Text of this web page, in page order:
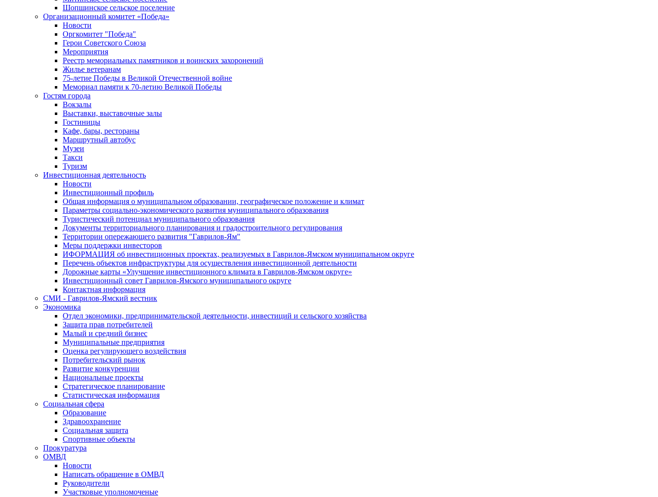
Шопшинское сельское поселение
Организационный комитет «Победа»
Новости
Оргкомитет "Победа"
Герои Советского Союза
Мероприятия
Реестр мемориальных памятников и воинских захоронений
Жилье ветеранам
75-летие Победы в Великой Отечественной войне
Мемориал памяти к 70-летию Великой Победы
Гостям города
Вокзалы
Выставки, выставочные залы
Гостиницы
Кафе, бары, рестораны
Маршрутный автобус
Музеи
Такси
Туризм
Инвестиционная деятельность
Новости
Инвестиционный профиль
Общая информация о муниципальном образовании, географическое положение и климат
Параметры социально-экономического развития муниципального образования
Туристический потенциал муниципального образования
Документы территориального планирования и градостроительного регулирования
Территории опережающего развития "Гаврилов-Ям"
Меры поддержки инвесторов
ИФОРМАЦИЯ об инвестиционных проектах, реализуемых в Гаврилов-Ямском муниципальном округе
Перечень объектов инфраструктуры для осуществления инвестиционной деятельности
Дорожные карты «Улучшение инвестиционного климата в Гаврилов-Ямском округе»
Инвестиционный совет Гаврилов-Ямского муниципального округе
Контактная информация
СМИ - Гаврилов-Ямский вестник
Экономика
Отдел экономики, предпринимательской деятельности, инвестиций и сельского хозяйства
Защита прав потребителей
Малый и средний бизнес
Муниципальные предприятия
Оценка регулирующего воздействия
Потребительский рынок
Развитие конкуренции
Национальные проекты
Стратегическое планирование
Статистическая информация
Социальная сфера
Образование
Здравоохранение
Социальная защита
Спортивные объекты
Прокуратура
ОМВД
Новости
Написать обращение в ОМВД
Руководители
Участковые уполномоченые